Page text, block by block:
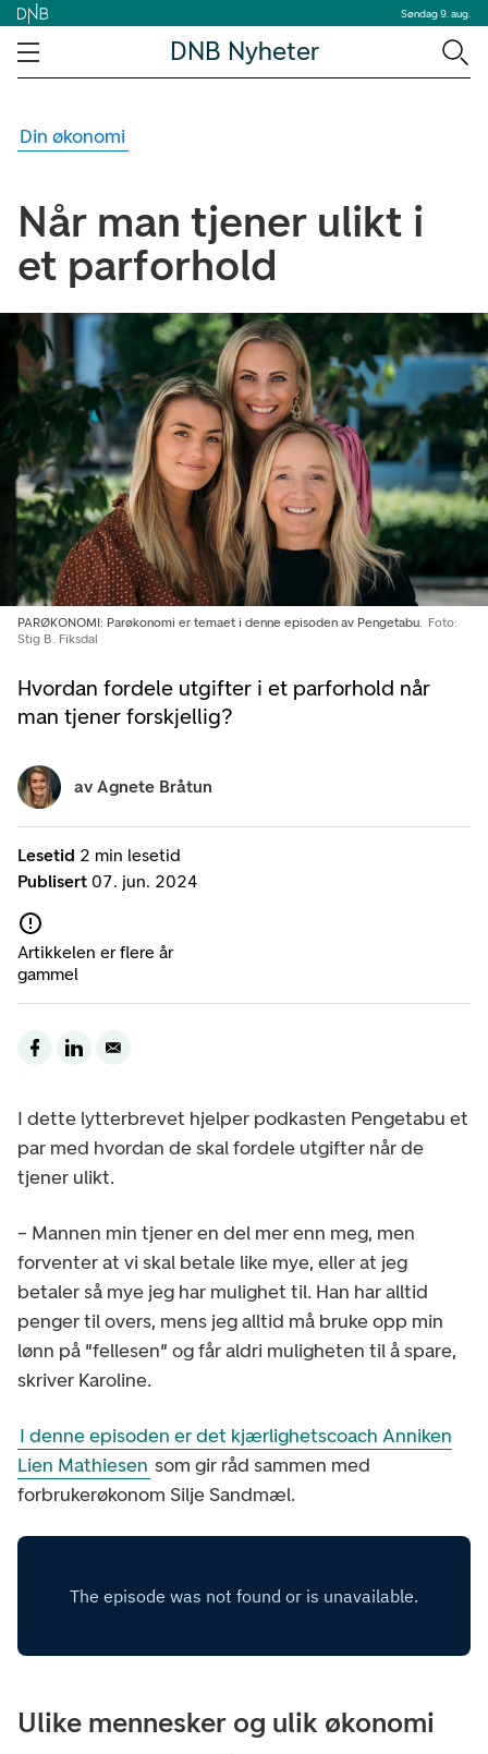
Søndag 9. aug.
DNB Nyheter
Din økonomi
Når man tjener ulikt i
et parforhold
Hvordan fordele utgifter i et parforhold når
man tjener forskjellig?
PARØKONOMI: Parøkonomi er temaet i denne episoden av Pengetabu. Foto:
Stig B. Fiksdal
Lesetid 2 min lesetid
Publisert 07. jun. 2024
Artikkelen er flere år
gammel
av Agnete Bråtun
I dette lytterbrevet hjelper podkasten Pengetabu et
par med hvordan de skal fordele utgifter når de
tjener ulikt.
– Mannen min tjener en del mer enn meg, men
forventer at vi skal betale like mye, eller at jeg
betaler så mye jeg har mulighet til. Han har alltid
penger til overs, mens jeg alltid må bruke opp min
lønn på "fellesen" og får aldri muligheten til å spare,
skriver Karoline.
I denne episoden er det kjærlighetscoach Anniken
Lien Mathiesen som gir råd sammen med
forbrukerøkonom Silje Sandmæl.
Ulike mennesker og ulik økonomi